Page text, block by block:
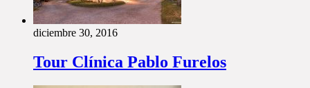
diciembre 30, 2016
Tour Clínica Pablo Furelos